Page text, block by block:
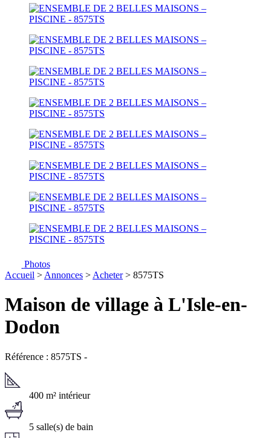
Photos
Accueil > Annonces > Acheter> 8575TS
Maison de village à L'Isle-en-
Dodon
Référence : 8575TS -
400 m² intérieur
5 salle(s) de bain